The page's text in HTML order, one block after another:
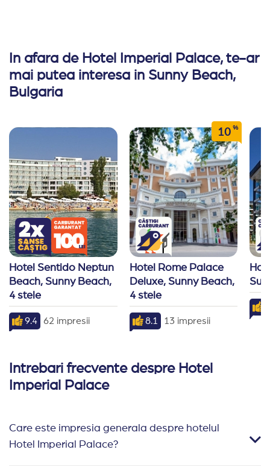
In afara de Hotel Imperial Palace, te-ar
mai putea interesa in Sunny Beach,
Bulgaria
Hotel Sentido Neptun
Beach, Sunny Beach,
4 stele
9.4 62 impresii
10 %
Hotel Rome Palace
Deluxe, Sunny Beach,
4 stele
8.1 13 impresii
Intrebari frecvente despre Hotel
Imperial Palace
Care este impresia generala despre hotelul
Hotel Imperial Palace?